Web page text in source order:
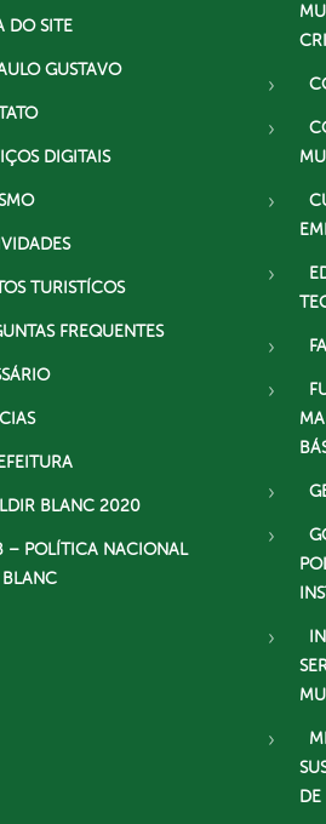
DO SITE
GUSTAVO
DIGITAIS
TURISTÍCOS
FREQUENTES
BLANC 2020
– POLÍTICA NACIONAL